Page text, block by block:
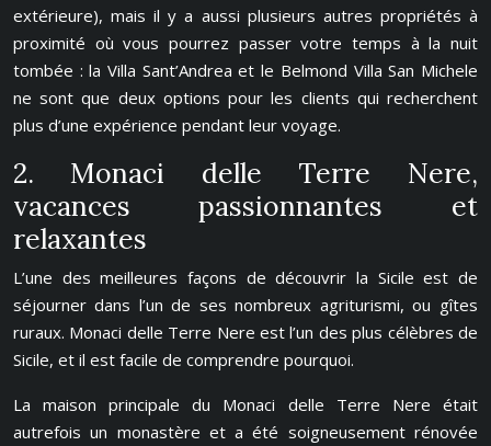
extérieure), mais il y a aussi plusieurs autres propriétés à
proximité où vous pourrez passer votre temps à la nuit
tombée : la Villa Sant’Andrea et le Belmond Villa San Michele
ne sont que deux options pour les clients qui recherchent
plus d’une expérience pendant leur voyage.
2. Monaci delle Terre Nere,
vacances passionnantes et
relaxantes
L’une des meilleures façons de découvrir la Sicile est de
séjourner dans l’un de ses nombreux agriturismi, ou gîtes
ruraux. Monaci delle Terre Nere est l’un des plus célèbres de
Sicile, et il est facile de comprendre pourquoi.
La maison principale du Monaci delle Terre Nere était
autrefois un monastère et a été soigneusement rénovée